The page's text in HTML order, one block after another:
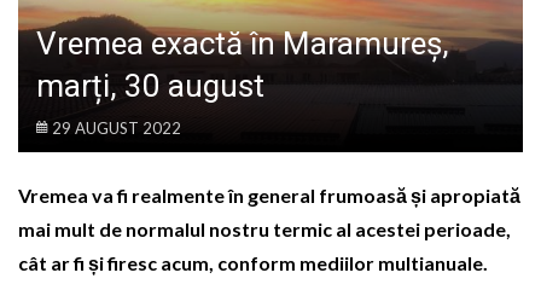
Vremea exactă în Maramureș,
marți, 30 august
29 AUGUST 2022
Vremea va fi realmente în general frumoasă și apropiată
mai mult de normalul nostru termic al acestei perioade,
cât ar fi și firesc acum, conform mediilor multianuale.